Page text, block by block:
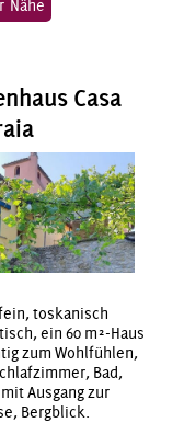
Nähe
Casa
toskanisch
ein 60 m²-Haus
zum Wohlfühlen,
Bad,
Ausgang zur
Bergblick.